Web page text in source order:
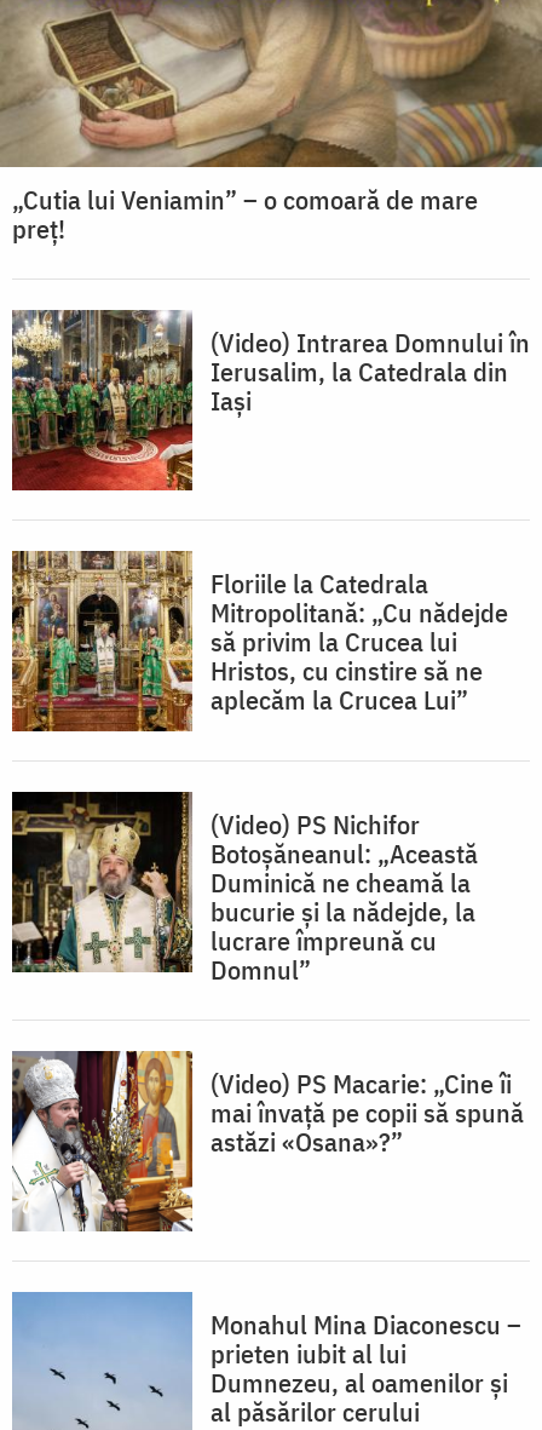
„Cutia lui Veniamin” – o comoară de mare
preț!
(Video) Intrarea Domnului în
Ierusalim, la Catedrala din
Iași
Floriile la Catedrala
Mitropolitană: „Cu nădejde
să privim la Crucea lui
Hristos, cu cinstire să ne
aplecăm la Crucea Lui”
(Video) PS Nichifor
Botoșăneanul: „Această
Duminică ne cheamă la
bucurie și la nădejde, la
lucrare împreună cu
Domnul”
(Video) PS Macarie: „Cine îi
mai învață pe copii să spună
astăzi «Osana»?”
Monahul Mina Diaconescu –
prieten iubit al lui
Dumnezeu, al oamenilor și
al păsărilor cerului